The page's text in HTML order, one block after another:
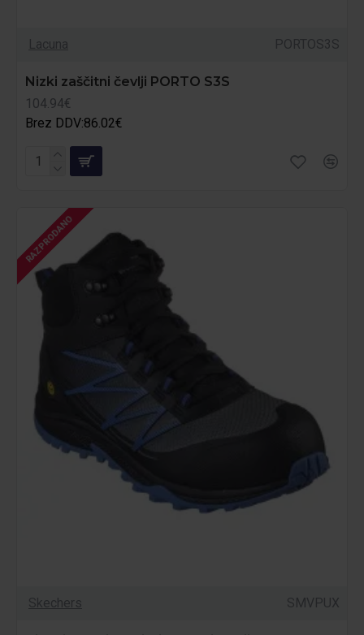
Lacuna PORTOS3S
Nizki zaščitni čevlji PORTO S3S
104.94€
Brez DDV:86.02€
RAZPRODANO
Skechers SMVPUX